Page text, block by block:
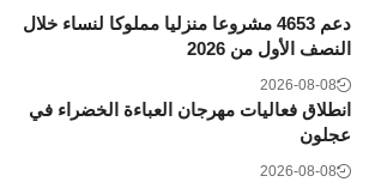
دعم 4653 مشروعا منزليا مملوكا لنساء خلال
النصف الأول من 2026
2026-08-08
انطلاق فعاليات مهرجان العباءة الخضراء في
عجلون
2026-08-08